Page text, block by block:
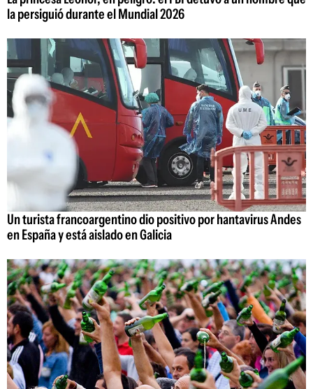
la persiguió durante el Mundial 2026
Un turista francoargentino dio positivo por hantavirus Andes
en España y está aislado en Galicia